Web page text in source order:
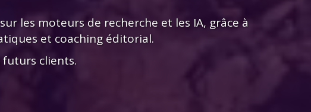
les moteurs de recherche et les IA, grâce à
et coaching éditorial.
clients.